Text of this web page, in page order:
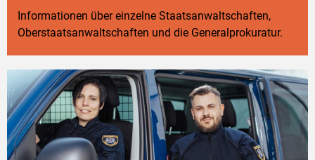
Informationen über einzelne Staatsanwaltschaften,
Oberstaatsanwaltschaften und die Generalprokuratur.